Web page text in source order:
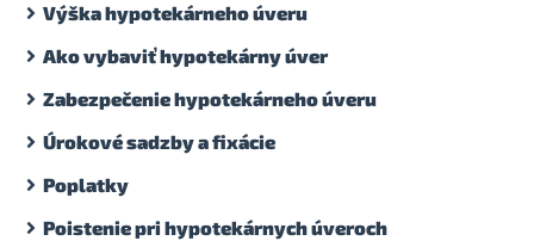
Výška hypotekárneho úveru
Ako vybaviť hypotekárny úver
Zabezpečenie hypotekárneho úveru
Úrokové sadzby a fixácie
Poplatky
Poistenie pri hypotekárnych úveroch